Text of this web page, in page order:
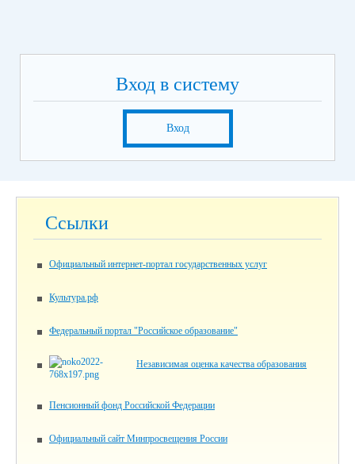
Вход в систему
Вход
Ссылки
Официальный интернет-портал государственных услуг
Культура.рф
Федеральный портал "Российское образование"
Независимая оценка качества образования
Пенсионный фонд Российской Федерации
Официальный сайт Минпросвещения России